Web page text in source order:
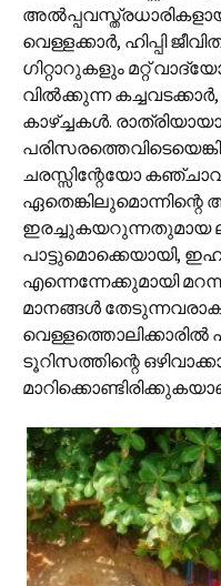
വെള്ളക്കാര്‍, ഹിപ്പി
ഗിറ്റാറുകളും മറ്റ്
വില്‍ക്കുന്ന
കാഴ്ച്ചകള്‍.
ചരസ്സിന്റേയോ
ഇരച്ചുകയറുന്നതുമായ
പാട്ടുമൊക്കെയായി,
എന്നെന്നേക്കുമായി
മാനങ്ങള്‍
വെള്ളത്തൊലിക്കാരില്‍
ടൂറിസത്തിന്റെ